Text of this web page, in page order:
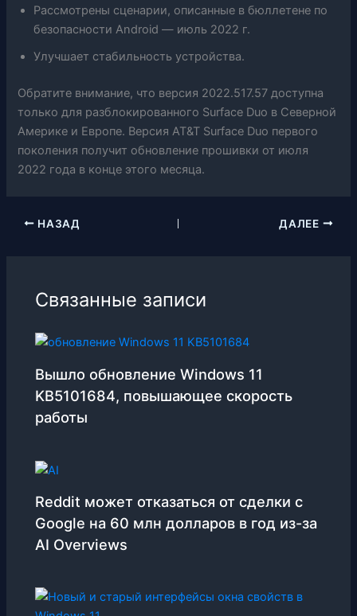
Рассмотрены сценарии, описанные в бюллетене по
безопасности Android — июль 2022 г.
Улучшает стабильность устройства.
Обратите внимание, что версия 2022.517.57 доступна
только для разблокированного Surface Duo в Северной
Америке и Европе. Версия AT&T Surface Duo первого
поколения получит обновление прошивки от июля
2022 года в конце этого месяца.
НАЗАД ДАЛЕЕ
Связанные записи
Вышло обновление Windows 11
KB5101684, повышающее скорость
работы
Reddit может отказаться от сделки с
Google на 60 млн долларов в год из-за
AI Overviews